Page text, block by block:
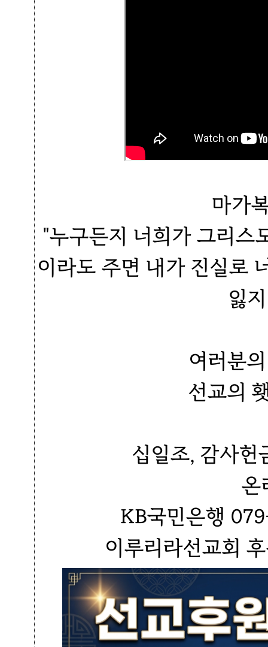
마가
"누구든지 너희가 그리
이라도 주면 내가 진실로
잃
여러분
선교의
십일조, 감사헌
온
KB국민은행
이루리라선교회